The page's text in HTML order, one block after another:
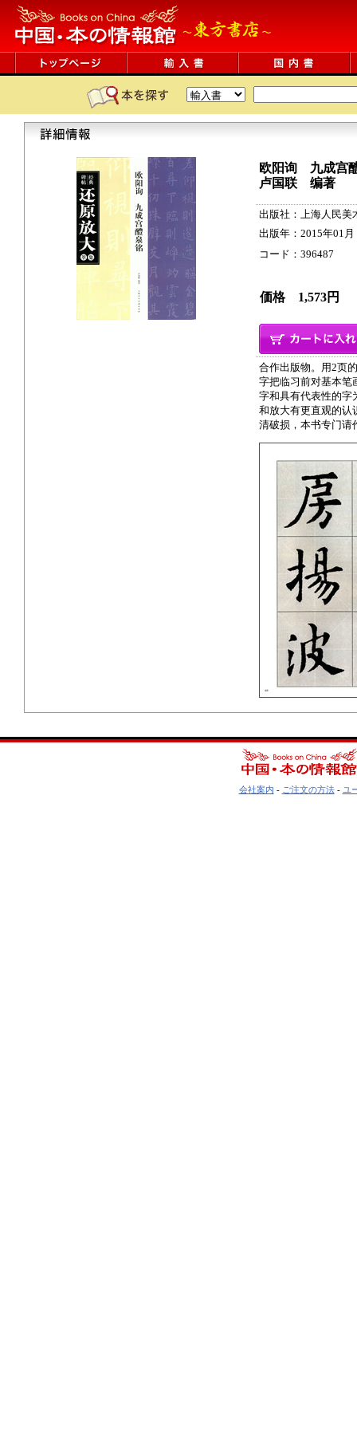
欧阳询 九成宫
卢国联 编著
出版社：上海人民美
出版年：2015年01月
コード：396487
価格 1,573円
合作出版物。用2页
字把临习前对基本笔
字和具有代表性的字
和放大有更直观的认
清破损，本书专门请
会社案内 - ご注文の方法- ユ